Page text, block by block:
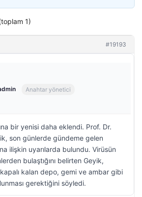
1)
#19193
Anahtar yönetici
bir yenisi daha eklendi. Prof. Dr.
son günlerde gündeme gelen
ilişkin uyarılarda bulundu. Virüsün
bulaştığını belirten Geyik,
kalan depo, gemi ve ambar gibi
gerektiğini söyledi.